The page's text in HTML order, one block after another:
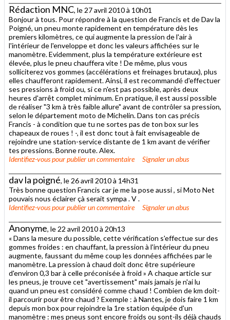
Rédaction MNC, le 27 avril 2010 à 10h01
Bonjour à tous. Pour répondre à la question de Francis et de Dav la
Poigné, un pneu monte rapidement en température dès les
premiers kilomètres, ce qui augmente la pression de l'air à
l'intérieur de l'enveloppe et donc les valeurs affichées sur le
manomètre. Evidemment, plus la température extérieure est
élevée, plus le pneu chauffera vite ! De même, plus vous
solliciterez vos gommes (accélérations et freinages brutaux), plus
elles chaufferont rapidement. Ainsi, il est recommandé d'effectuer
ses pressions à froid ou, si ce n'est pas possible, après deux
heures d'arrêt complet minimum. En pratique, il est aussi possible
de réaliser "3 km à très faible allure" avant de contrôler sa pression,
selon le département moto de Michelin. Dans ton cas précis
Francis - à condition que tu ne sortes pas de ton box sur les
chapeaux de roues ! -, il est donc tout à fait envisageable de
rejoindre une station-service distante de 1 km avant de vérifier
tes pressions. Bonne route. Alex.
Identifiez-vouspour publier un commentaire Signaler un abus
dav la poigné, le 26 avril 2010 à 14h31
Très bonne question Francis car je me la pose aussi , si Moto Net
pouvais nous éclairer çà serait sympa . V .
Identifiez-vouspour publier un commentaire Signaler un abus
Anonyme, le 22 avril 2010 à 20h13
« Dans la mesure du possible, cette vérification s'effectue sur des
gommes froides : en chauffant, la pression à l'intérieur du pneu
augmente, faussant du même coup les données affichées par le
manomètre. La pression à chaud doit donc être supérieure
d'environ 0,3 bar à celle préconisée à froid » A chaque article sur
les pneus, je trouve cet "avertissement" mais jamais je n'ai lu
quand un pneu est considéré comme chaud ! Combien de km doit-
il parcourir pour être chaud ? Exemple : à Nantes, je dois faire 1 km
depuis mon box pour rejoindre la 1re station équipée d'un
manomètre : mes pneus sont encore froids ou sont-ils déjà chauds